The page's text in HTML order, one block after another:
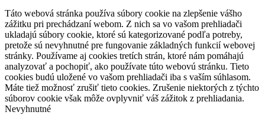
Táto webová stránka používa súbory cookie na zlepšenie vášho
zážitku pri prechádzaní webom. Z nich sa vo vašom prehliadači
ukladajú súbory cookie, ktoré sú kategorizované podľa potreby,
pretože sú nevyhnutné pre fungovanie základných funkcií webovej
stránky. Používame aj cookies tretích strán, ktoré nám pomáhajú
analyzovať a pochopiť, ako používate túto webovú stránku. Tieto
cookies budú uložené vo vašom prehliadači iba s vaším súhlasom.
Máte tiež možnosť zrušiť tieto cookies. Zrušenie niektorých z týchto
súborov cookie však môže ovplyvniť váš zážitok z prehliadania.
Nevyhnutné